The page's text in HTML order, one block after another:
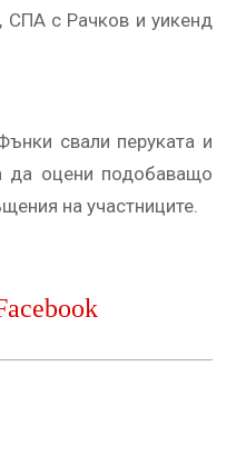
СПА с Рачков и уикенд
свали перуката и
да оцени подобаващо
на участниците.